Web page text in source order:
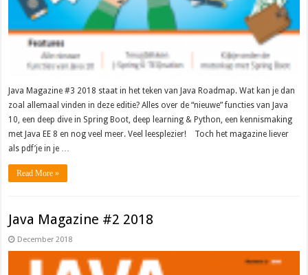
Java Magazine #3 2018 staat in het teken van Java Roadmap. Wat kan je dan
zoal allemaal vinden in deze editie? Alles over de “nieuwe” functies van Java
10, een deep dive in Spring Boot, deep learning & Python, een kennismaking
met Java EE 8 en nog veel meer. Veel leesplezier! Toch het magazine liever
als pdf’je in je …
Read More »
Java Magazine #2 2018
December 2018